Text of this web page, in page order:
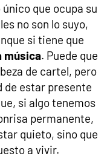
que ocupa su
no son lo suyo,
si tiene que
música. Puede que
de cartel, pero
de estar presente
si algo tenemos
permanente,
quieto, sino que
a vivir.